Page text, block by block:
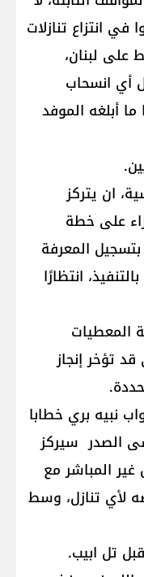
انتزاع تنازلات
على لبنان،
أي انسحاب
أبلغه الموفد
ان يتركز
على خطة
المعرفة
انتظارًا
المعطيات
تؤخر إنجاز
نبيه بري خطابا
الصدر سيركز
المباشر مع
لأي تنازل، وسط
تل ابيب.